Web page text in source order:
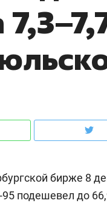
бирже 8
подешевел до
рынки, почему
чем